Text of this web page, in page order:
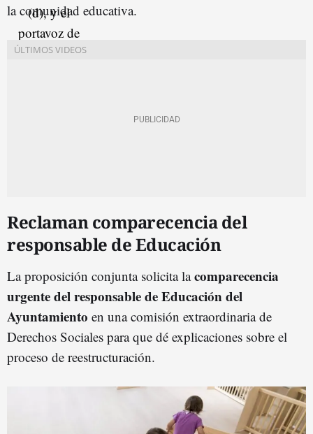
la comunidad educativa.
Reclaman comparecencia del
responsable de Educación
La proposición conjunta solicita lacomparecencia
urgente del responsable de Educación del
Ayuntamiento en una comisión extraordinaria de
Derechos Sociales para que dé explicaciones sobre el
proceso de reestructuración.